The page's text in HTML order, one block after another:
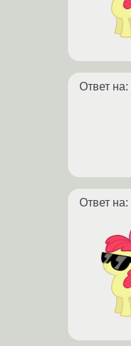
Ответ на:
Ответ на: